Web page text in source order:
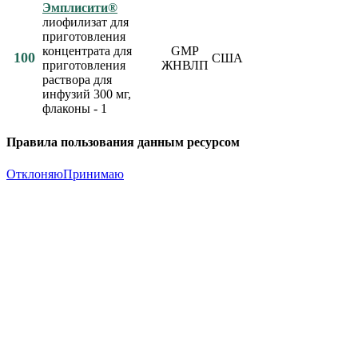
100
Эмплисити®
лиофилизат для
приготовления
концентрата для
приготовления
раствора для
инфузий 300 мг,
флаконы - 1
GMP
ЖНВЛП
США
Правила пользования данным ресурсом
ОтклоняюПринимаю